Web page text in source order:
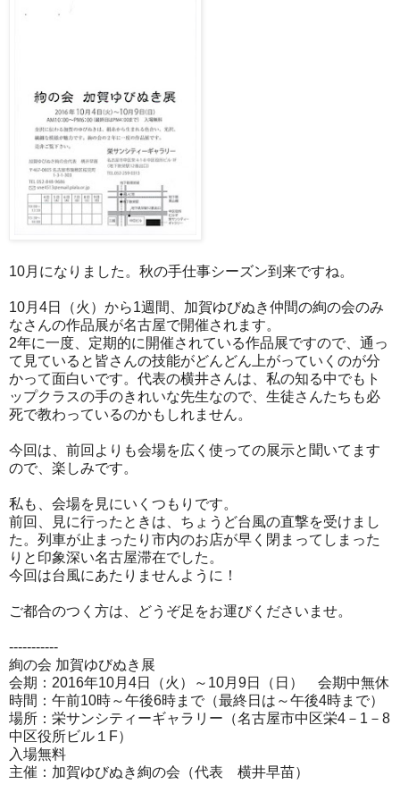
10月になりました。秋の手仕事シーズン到来ですね。
10月4日（火）から1週間、加賀ゆびぬき仲間の絢の会のみ
なさんの作品展が名古屋で開催されます。
2年に一度、定期的に開催されている作品展ですので、通っ
て見ていると皆さんの技能がどんどん上がっていくのが分
かって面白いです。代表の横井さんは、私の知る中でもト
ップクラスの手のきれいな先生なので、生徒さんたちも必
死で教わっているのかもしれません。
今回は、前回よりも会場を広く使っての展示と聞いてます
ので、楽しみです。
私も、会場を見にいくつもりです。
前回、見に行ったときは、ちょうど台風の直撃を受けまし
た。列車が止まったり市内のお店が早く閉まってしまった
りと印象深い名古屋滞在でした。
今回は台風にあたりませんように！
ご都合のつく方は、どうぞ足をお運びくださいませ。
-----------
絢の会 加賀ゆびぬき展
会期：2016年10月4日（火）～10月9日（日） 会期中無休
時間：午前10時～午後6時まで（最終日は～午後4時まで）
場所：栄サンシティーギャラリー（名古屋市中区栄4－1－8
中区役所ビル１F）
入場無料
主催：加賀ゆびぬき絢の会（代表 横井早苗）